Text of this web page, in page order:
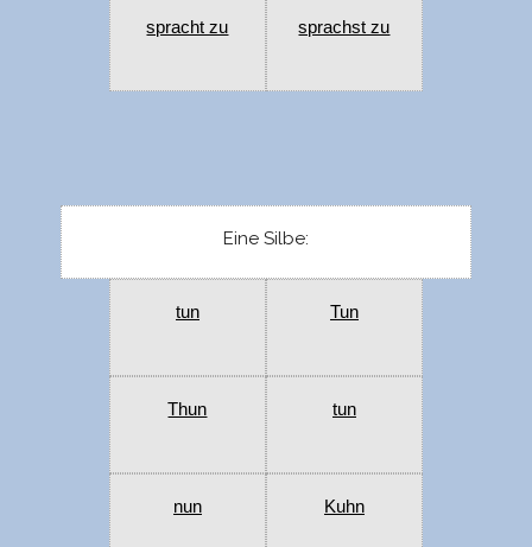
spracht zu sprachst zu
Eine Silbe:
tun Tun
Thun tun
nun Kuhn